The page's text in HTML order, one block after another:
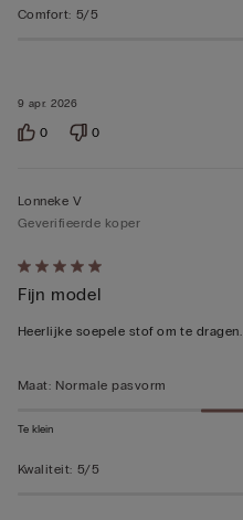
9 apr. 2026
Comfort: 5/5
0 0
5
op
5
Lonneke V
Geverifieerde koper
Fijn model
Heerlijke soepele stof om te dragen.
Maat: Normale pasvorm
Te klein
Kwaliteit: 5/5